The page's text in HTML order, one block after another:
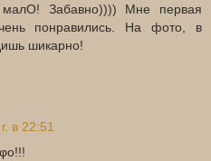
Забавно)))) Мне первая
понравились. На фото, в
шикарно!
в 22:51